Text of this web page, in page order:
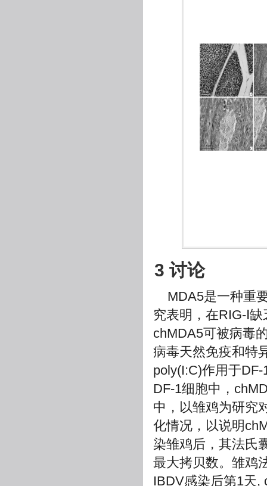
3 讨论
MDA5是一种重
究表明，在RIG-Ⅰ
chMDA5可被病毒
病毒天然免疫和特
poly(I:C)作用于
DF-1细胞中，
中，以雏鸡为研究
化情况，以说明
染雏鸡后，其法氏
最大拷贝数。雏鸡
IBDV感染后第1天,